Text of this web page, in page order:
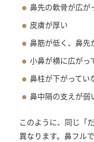
鼻先の軟骨が広が
皮膚が厚い
鼻筋が低く、鼻先
小鼻が横に広がっ
鼻柱が下がってい
鼻中隔の支えが弱
このように、同じ「
異なります。鼻フル